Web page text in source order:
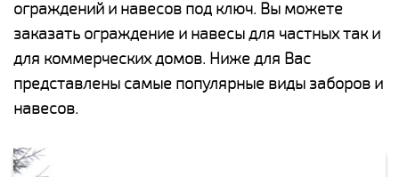
ограждений и навесов под ключ. Вы можете
заказать ограждение и навесы для частных так и
для коммерческих домов. Ниже для Вас
представлены самые популярные виды заборов и
навесов.